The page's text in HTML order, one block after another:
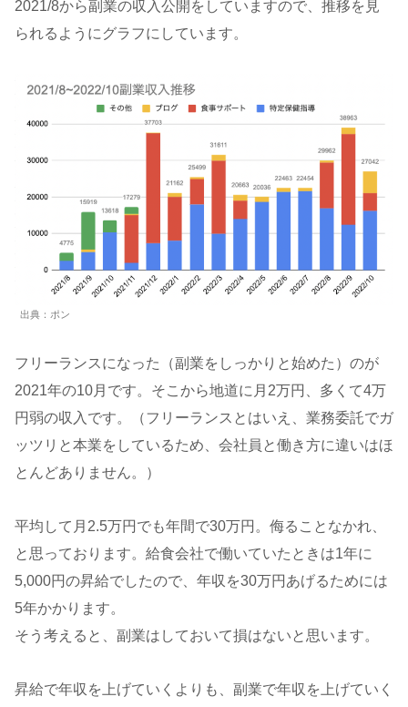
2021/8から副業の収入公開をしていますので、推移を見
られるようにグラフにしています。
出典：ポン
フリーランスになった（副業をしっかりと始めた）のが
2021年の10月です。そこから地道に月2万円、多くて4万
円弱の収入です。（フリーランスとはいえ、業務委託でガ
ッツリと本業をしているため、会社員と働き方に違いはほ
とんどありません。）
平均して月2.5万円でも年間で30万円。侮ることなかれ、
と思っております。給食会社で働いていたときは1年に
5,000円の昇給でしたので、年収を30万円あげるためには
5年かかります。
そう考えると、副業はしておいて損はないと思います。
昇給で年収を上げていくよりも、副業で年収を上げていく